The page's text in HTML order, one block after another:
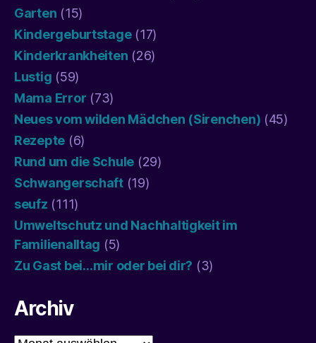
Garten (15)
Kindergeburtstage(17)
Kinderkrankheiten (26)
Lustig (59)
Mama Error (73)
Neues vom wilden Mädchen (Sirenchen) (45)
Rezepte (6)
Rund um die Schule (29)
Schwangerschaft(19)
seufz (111)
Umweltschutz und Nachhaltigkeit im
Familienalltag (5)
Zu Gast bei…mir oder bei dir? (3)
Archiv